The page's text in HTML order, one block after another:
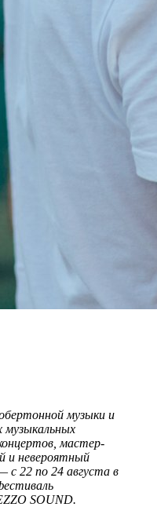
музыки и
музыкальных
мастер-
и невероятный
с 22 по 24 августа в
SOUND.